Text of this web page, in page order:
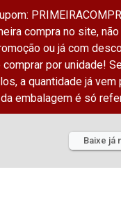
compra no site,
ou já com
por unidade!
a quantidade já vem
embalagem é só
Baixe já